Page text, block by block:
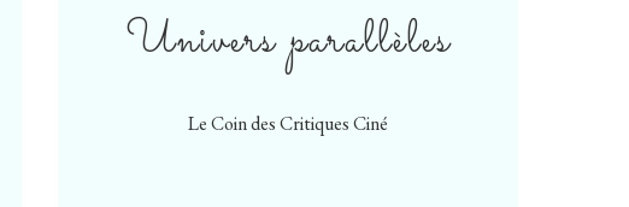
Univers parallèles
Le Coin des Critiques Ciné